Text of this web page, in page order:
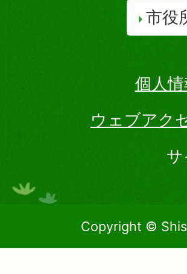
市役
個人
ウェブアク
Copyright ©